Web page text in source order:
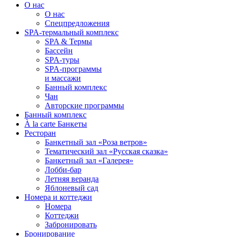
О нас
О нас
Спецпредложения
SPA-термальный комплекс
SPA & Термы
Бассейн
SPA-туры
SPA-программы
и массажи
Банный комплекс
Чан
Авторские программы
Банный комплекс
À la carte Банкеты
Ресторан
Банкетный зал «Роза ветров»
Тематический зал «Русская сказка»
Банкетный зал «Галерея»
Лобби-бар
Летняя веранда
Яблоневый сад
Номера и коттеджи
Номера
Коттеджи
Забронировать
Бронирование